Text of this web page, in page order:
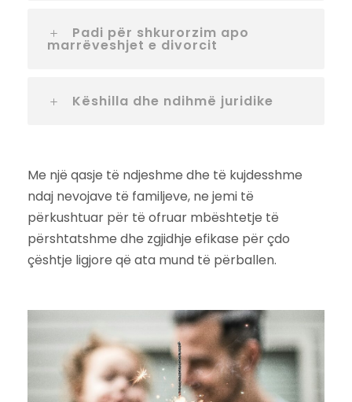
Padi për shkurorzim apo
marrëveshjet e divorcit
Këshilla dhe ndihmë juridike
Me një qasje të ndjeshme dhe të kujdesshme
ndaj nevojave të familjeve, ne jemi të
përkushtuar për të ofruar mbështetje të
përshtatshme dhe zgjidhje efikase për çdo
çështje ligjore që ata mund të përballen.